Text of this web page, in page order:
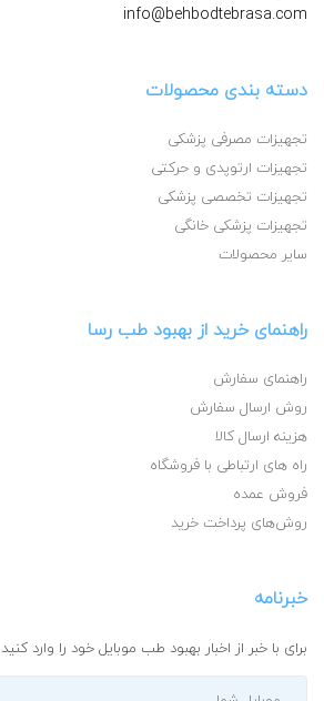
info@behbodtebrasa.com
دسته بندی محصولات
تجهیزات مصرفی پزشکی
تجهیزات ارتوپدی و حرکتی
تجهیزات تخصصی پزشکی
تجهیزات پزشکی خانگی
سایر محصولات
راهنمای خرید از بهبود طب رسا
راهنمای سفارش
روش ارسال سفارش
هزینه ارسال کالا
راه های ارتباطی با فروشگاه
فروش عمده
روش‌های پرداخت خرید
خبرنامه
برای با خبر از اخبار بهبود طب موبایل خود را وارد کنید